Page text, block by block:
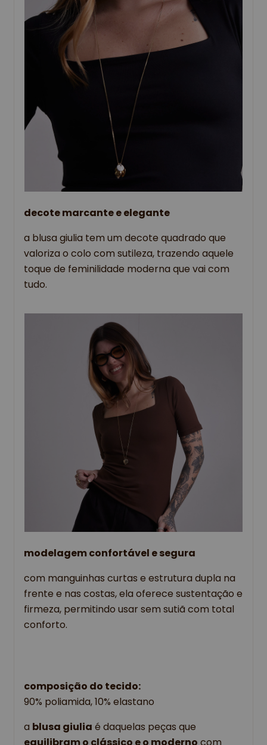
decote marcante e elegante
a blusa giulia tem um decote quadrado que
valoriza o colo com sutileza, trazendo aquele
toque de feminilidade moderna que vai com
tudo.
modelagem confortável e segura
com manguinhas curtas e estrutura dupla na
frente e nas costas, ela oferece sustentação e
firmeza, permitindo usar sem sutiã com total
conforto.
composição do tecido:
90% poliamida, 10% elastano
a blusa giulia